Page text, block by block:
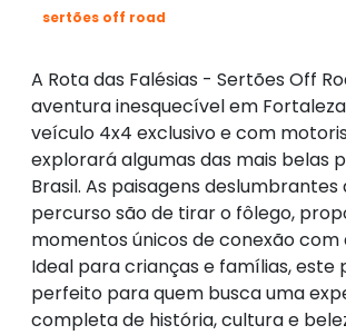
sertões off road
A Rota das Falésias - Sertões Off
aventura inesquecível em
veículo 4x4 exclusivo e com
explorará algumas das mais belas
Brasil. As paisagens deslumbrantes
percurso são de tirar o fôlego,
momentos únicos de conexão com
Ideal para crianças e famílias, este
perfeito para quem busca uma
completa de história, cultura e